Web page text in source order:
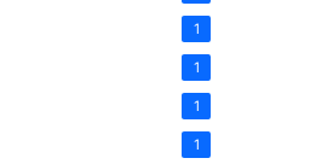
1
1
1
1